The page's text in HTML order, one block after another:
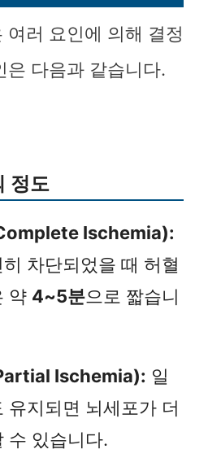
여러 요인에 의해 결정
은 다음과 같습니다.
정도
Ischemia):
차단되었을 때 허혈
약 4~5분으로 짧습니
Ischemia): 일
유지되면 뇌세포가 더
수 있습니다.